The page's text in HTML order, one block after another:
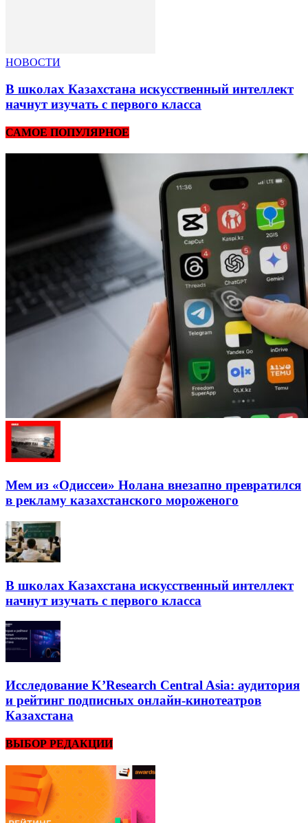
НОВОСТИ
В школах Казахстана искусственный интеллект
начнут изучать с первого класса
САМОЕ ПОПУЛЯРНОЕ
Мем из «Одиссеи» Нолана внезапно превратился
в рекламу казахстанского мороженого
В школах Казахстана искусственный интеллект
начнут изучать с первого класса
Исследование K’Research Central Asia: аудитория
и рейтинг подписных онлайн-кинотеатров
Казахстана
ВЫБОР РЕДАКЦИИ